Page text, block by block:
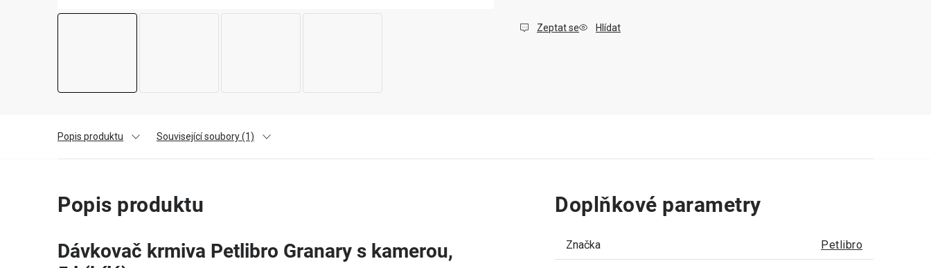
Zeptat se Hlídat
Popis produktu Související soubory (1)
Popis produktu
Dávkovač krmiva Petlibro Granary s kamerou,
Doplňkové parametry
Značka Petlibro